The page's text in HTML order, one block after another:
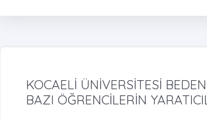
KOCAELİ ÜNİVERSİTESİ
BAZI ÖĞRENCİLERİN